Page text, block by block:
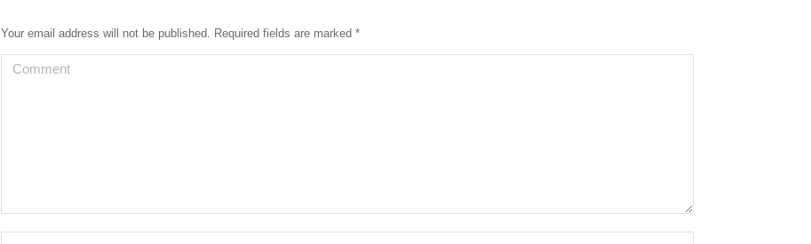
Your email address will not be published. Required fields are marked *
Comment